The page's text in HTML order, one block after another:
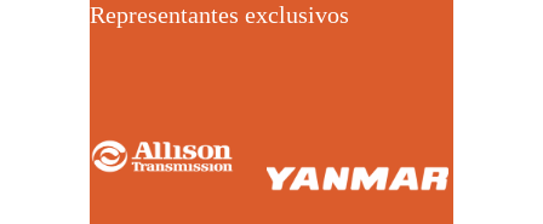
Representantes exclusivos